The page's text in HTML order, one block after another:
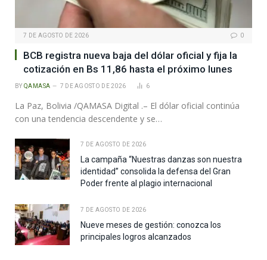
7 DE AGOSTO DE 2026 0
BCB registra nueva baja del dólar oficial y fija la
cotización en Bs 11,86 hasta el próximo lunes
BY QAMASA 7 DE AGOSTO DE 2026 6
La Paz, Bolivia /QAMASA Digital .– El dólar oficial continúa
con una tendencia descendente y se…
7 DE AGOSTO DE 2026
La campaña “Nuestras danzas son nuestra
identidad” consolida la defensa del Gran
Poder frente al plagio internacional
7 DE AGOSTO DE 2026
Nueve meses de gestión: conozca los
principales logros alcanzados